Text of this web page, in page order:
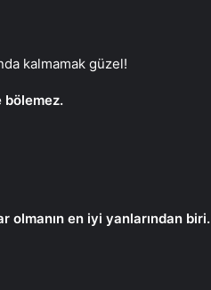
kalmamak güzel!
bölemez.
olmanın en iyi yanlarından biri.